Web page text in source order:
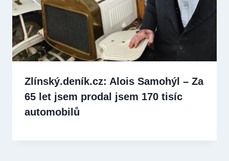
Zlínský.deník.cz: Alois Samohýl – Za
65 let jsem prodal jsem 170 tisíc
automobilů